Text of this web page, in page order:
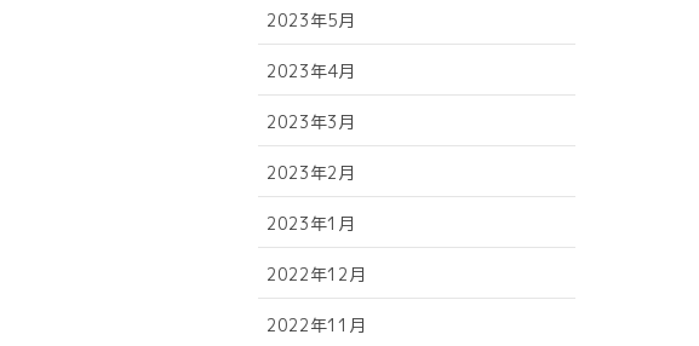
2023年5月
2023年4月
2023年3月
2023年2月
2023年1月
2022年12月
2022年11月